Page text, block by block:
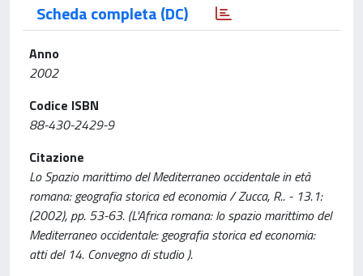
Scheda completa (DC)
Anno
2002
Codice ISBN
88-430-2429-9
Citazione
Lo Spazio marittimo del Mediterraneo occidentale in età
romana: geografia storica ed economia / Zucca, R.. - 13.1:
(2002), pp. 53-63. (L'Africa romana: lo spazio marittimo del
Mediterraneo occidentale: geografia storica ed economia:
atti del 14. Convegno di studio ).